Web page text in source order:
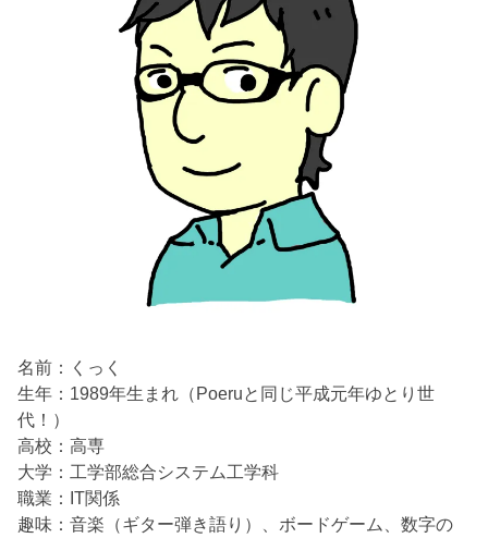
名前：くっく
生年：1989年生まれ（Poeruと同じ平成元年ゆとり世
代！）
高校：高専
大学：工学部総合システム工学科
職業：IT関係
趣味：音楽（ギター弾き語り）、ボードゲーム、数字の